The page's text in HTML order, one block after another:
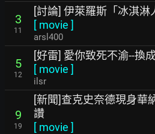
3
11
[討論] 伊萊羅斯「冰淇淋
[ movie ]
arsl400
5
12
[好雷] 愛你致死不渝--換
[ movie ]
ilsr
9
19
[新聞]查克史奈德現身華
讚
[ movie ]